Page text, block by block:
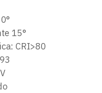
15°
CRI>80